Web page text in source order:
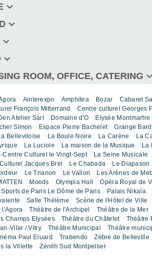
keyboard_arrow_down
keyboard_arrow_down
keyboard_arrow_down
keyboard_arrow_down
ROOM, OFFICE, CATERING
Ainterexpo Amphitea Bozar
Cabaret
François Mitterrand
Centre culturel Georges
Atelier Sàrl Domaine d'O
Elysée Montmartre
Simon
Espace Pierre Bachelet
Grange
Belleviloise La Boule Noire La Carène
La
La Luciole La maison de la Musique
La
Centre Culturel le Vingt-Sept
La Seine Musicale
Jacques Brel
Le Chabada
Le Diapason
Le Trianon Le Vallon
Les Arènes de
Moods Olympia Hall
Opéra Royal de
de Paris Le Dôme de Paris
Palais Nikaïa
Salle Thélème
Scène de l'Hôtel de Ville
l'Agora
Théâtre de l'Archipel
Théâtre de la Mer
Champs Elysées
Théâtre du Châtelet
Théâtre
Vilar / Vitry
Théâtre Municipal
Théâtre
Paul Eluard
Trabendo
Zèbre de Belleville
la Villette
Zénith Sud Montpellier